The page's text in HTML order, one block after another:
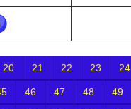
20 21 22 23 24
46 47 48 49